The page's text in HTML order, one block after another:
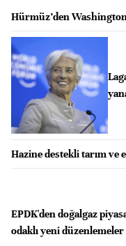
Hürmüz’den
Hazine destekli tarım ve
EPDK'den doğalgaz
odaklı yeni düzenlemeler